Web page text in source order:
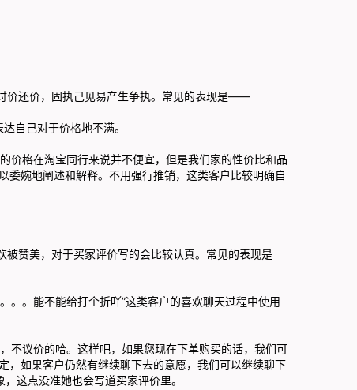
还价，固执己见易产生争执。常见的表现是——
己对于价格地不满。
格在淘宝同行来说并不便宜，但是我们家的性价比和品
委婉地阐述和解释。不用强行推销，这类客户比较明确自
美，对于买家评价写的会比较认真。常见的表现是
能不能给打个折吖”这类客户的喜欢聊天过程中使用
议价的哈。这样吧，如果您现在下单购买的话，我们可
，如果客户仍然有继续聊下去的意愿，我们可以继续聊下
这点没准她也会写道买家评价里。